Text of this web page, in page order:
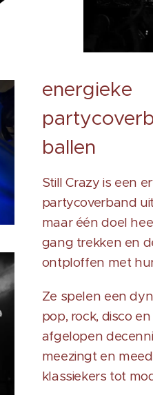
energieke
ballen
Still Crazy is een
partycoverband
maar één doel
gang trekken en
ontploffen met
Ze spelen een
pop, rock, disco
afgelopen
meezingt en
klassiekers tot